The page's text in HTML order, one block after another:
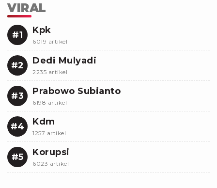
VIRAL
#1 Kpk
6019 artikel
#2 Dedi Mulyadi
2235 artikel
#3 Prabowo Subianto
6198 artikel
#4 Kdm
1257 artikel
#5 Korupsi
6023 artikel